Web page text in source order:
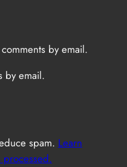
by email.
by email.
spam. Learn
processed.